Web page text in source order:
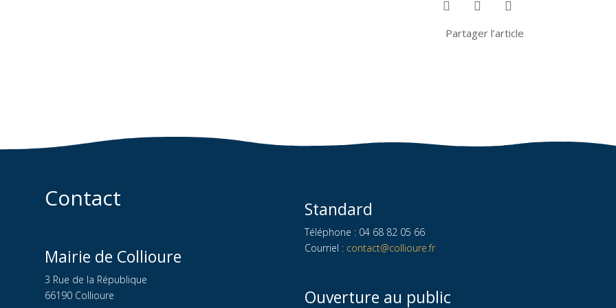
 

Partager l’article
Contact
Mairie de Collioure
3 Rue de la République
66190 Collioure
Standard
Téléphone : 04 68 82 05 66
Courriel : contact@collioure.fr
Ouverture au public